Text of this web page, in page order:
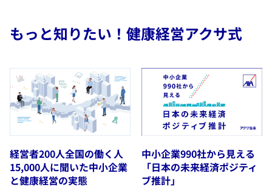
もっと知りたい！健康経営アクサ式
経営者200人全国の働く人
15,000人に聞いた中小企業
と健康経営の実態
中小企業990社から見える
「日本の未来経済ポジティ
ブ推計」